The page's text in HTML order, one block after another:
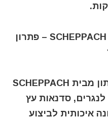
מקצוע שולחני עליון/תחתון SCHEPPACH – פתרון
המקצוע השולחני עליון/תחתון מבית SCHEPPACH
סדנאות עץ
איכותית לביצוע